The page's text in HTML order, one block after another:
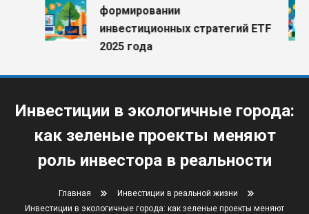
формировании
инвестиционных стратегий ETF
2025 года
Инвестиции в экологичные города:
как зеленые проекты меняют
роль инвестора в реальности
Главная
Инвестиции в реальной жизни
Инвестиции в экологичные города: как зеленые проекты меняют